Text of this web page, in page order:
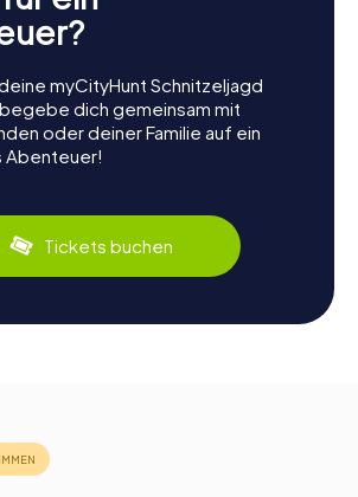
myCityHunt Schnitzeljagd
dich gemeinsam mit
oder deiner Familie auf ein
Abenteuer!
Tickets buchen